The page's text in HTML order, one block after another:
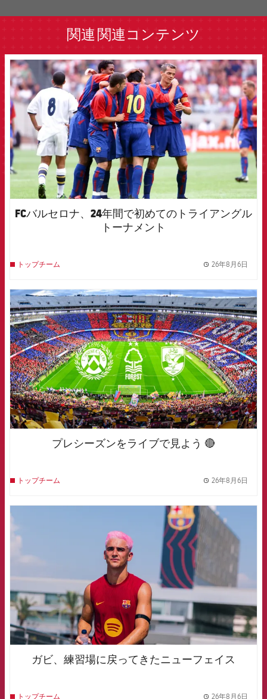
関連 関連コンテンツ
FCB Barcelona badge
FCバルセロナ、24年間で初めてのトライアングル
トーナメント
トップチーム 26年8月6日
FCB Barcelona badge
プレシーズンをライブで見よう 🔴
トップチーム 26年8月6日
FCB Barcelona badge
ガビ、練習場に戻ってきたニューフェイス
トップチーム 26年8月6日